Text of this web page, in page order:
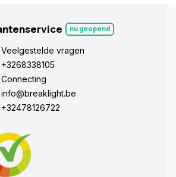
nu geopend
Veelgestelde vragen
+3268338105
Connecting
info@breaklight.be
+32478126722